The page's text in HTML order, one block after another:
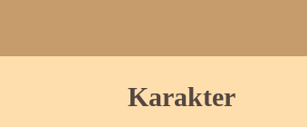
Karakter